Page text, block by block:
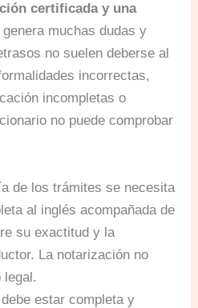
certificada y una
genera muchas dudas y
no suelen deberse al
incorrectas,
incompletas o
no puede comprobar
de los trámites se necesita
al inglés acompañada de
su exactitud y la
La notarización no
legal.
estar completa y